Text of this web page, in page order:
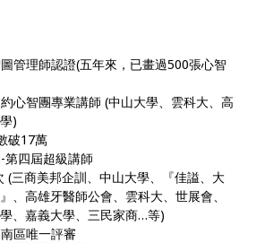
圖管理師認證(五年來，已畫過500張心智
心智團專業講師 (中山大學、雲科大、高
)
破17萬
第四屆超級講師
(三商美邦企訓、中山大學、『佳謚、大
、高雄牙醫師公會、雲科大、世展會、
、嘉義大學、三民家商…等)
區唯一評審